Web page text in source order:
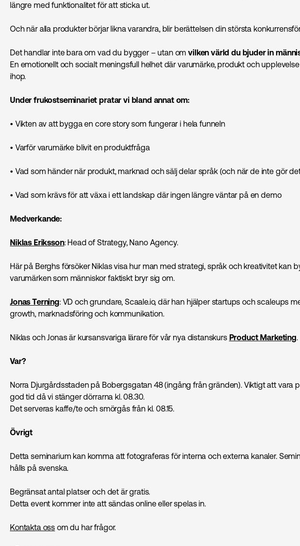
längre med funktionalitet för att sticka ut.
Och när alla produkter börjar likna varandra, blir berättelsen din största
Det handlar inte bara om vad du bygger – utan omvilken värld du bjuder in
En emotionellt och socialt meningsfull helhet där varumärke, produkt och
ihop.
Under frukostseminariet pratar vi bland annat om:
• Vikten av att bygga en core story som fungerar i hela funneln
• Varför varumärke blivit en produktfråga
• Vad som händer när produkt, marknad och sälj delar språk (och när de inte gör
• Vad som krävs för att växa i ett landskap där ingen längre väntar på en demo
Medverkande:
Niklas Eriksson: Head of Strategy, Nano Agency.
Här på Berghs försöker Niklas visa hur man med strategi, språk och kreativitet kan
varumärken som människor faktiskt bryr sig om.
Jonas Terning: VD och grundare, Scaale.io, där han hjälper startups och scaleups
growth, marknads­föring och kommunikation.
Niklas och Jonas är kursansvariga lärare för vår nya distanskurs Product Marketing.
Var?
Norra Djurgårdsstaden på Bobergsgatan 48 (ingång från gränden). Viktigt att vara
god tid då vi stänger dörrarna kl. 08.30.
Det serveras kaffe/te och smörgås från kl. 08.15.
Övrigt
Detta seminarium kan komma att fotograferas för interna och externa kanaler.
hålls på svenska.
Begränsat antal platser och det är gratis.
Detta event kommer inte att sändas online eller spelas in.
Kontakta oss om du har frågor.